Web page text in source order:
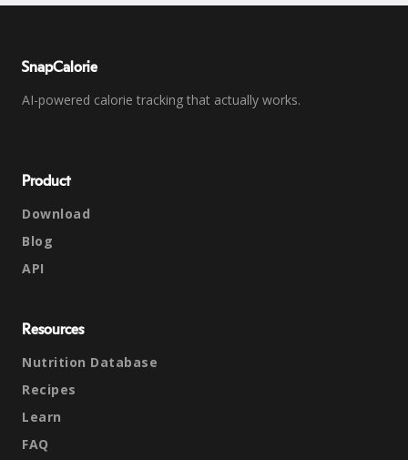
SnapCalorie
AI-powered calorie tracking that actually works.
Product
Download
Blog
API
Resources
Nutrition Database
Recipes
Learn
FAQ